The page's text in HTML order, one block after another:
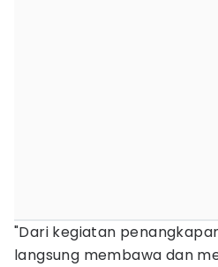
"Dari kegiatan
langsung membawa dan